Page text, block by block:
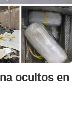
ocultos en